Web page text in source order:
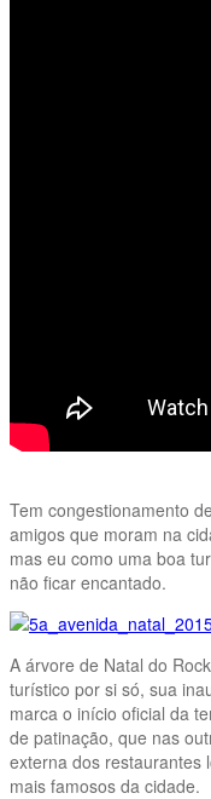
Tem congestionamento
amigos que moram na
mas eu como uma boa
não ficar encantado.
A árvore de Natal do
turístico por si só, sua
marca o início oficial da
de patinação, que nas
externa dos restaurantes
mais famosos da cidade.